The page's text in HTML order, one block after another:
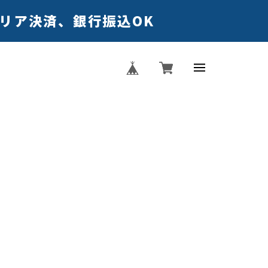
ア決済、銀行振込OK